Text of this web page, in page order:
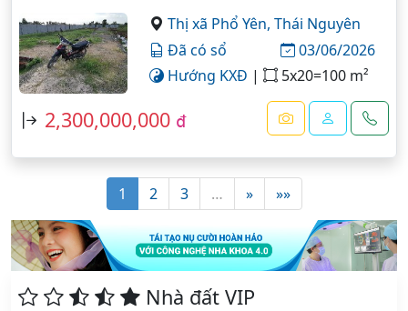
Thị xã Phổ Yên,Thái Nguyên
Đã có sổ
03/06/2026
Hướng KXĐ | 5x20=100 m²
2,300,000,000 đ
1 2 3 … » »»
Nhà đất VIP